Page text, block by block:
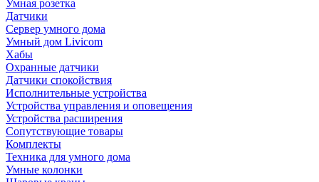
Умная розетка
Датчики
Сервер умного дома
Умный дом Livicom
Хабы
Охранные датчики
Датчики спокойствия
Исполнительные устройства
Устройства управления и оповещения
Устройства расширения
Сопутствующие товары
Комплекты
Техника для умного дома
Умные колонки